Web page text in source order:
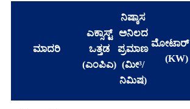
ಮಾದರಿ
ಎಕ್ಸಾಸ್ಟ್
ಒತ್ತಡ
(ಎಂಪಿಎ)
ನಿಷ್ಕಾಸ
ಅನಿಲದ
ಪ್ರಮಾಣ
(ಮೀ³/
ನಿಮಿಷ)
ಮೋಟಾರ್
(KW)